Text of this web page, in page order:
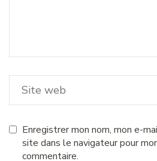
Enregistrer mon nom, mon e-
site dans le navigateur pour
commentaire.